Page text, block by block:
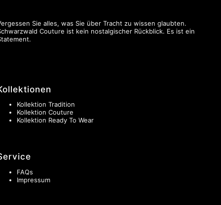
Sie alles, was Sie über Tracht zu wissen glaubten.
Couture ist kein nostalgischer Rückblick. Es ist ein
Kollektion Tradition
Kollektion Couture
Kollektion Ready To Wear
FAQs
Impressum